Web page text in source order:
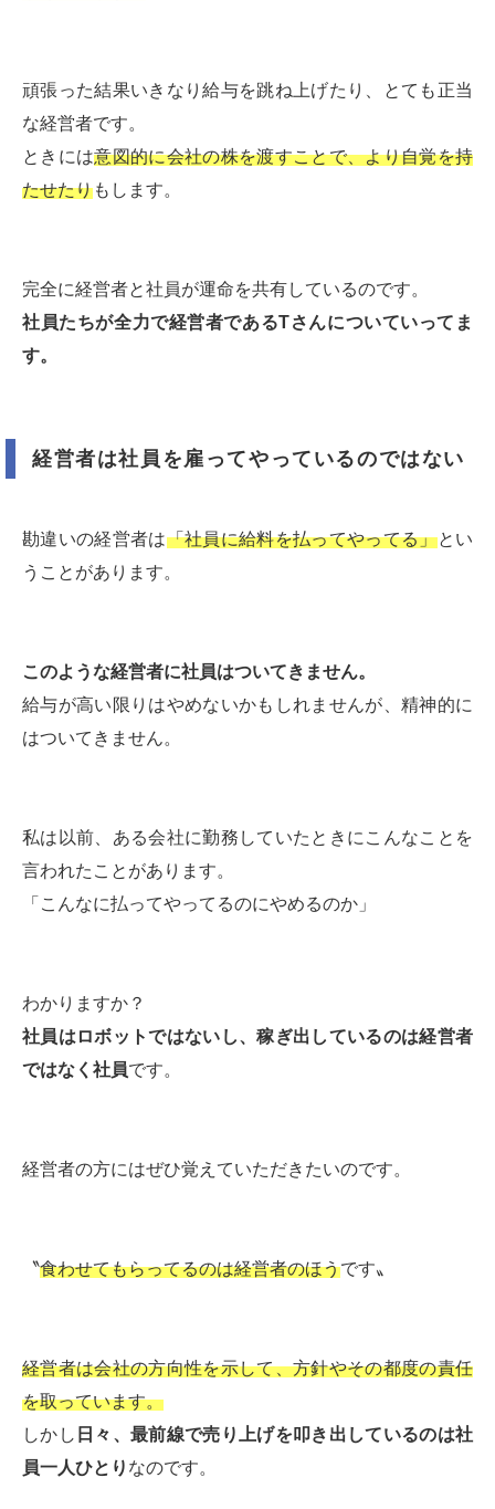
頑張った結果いきなり給与を跳ね上げたり、とても正当
な経営者です。
ときには意図的に会社の株を渡すことで、より自覚を持
たせたりもします。
完全に経営者と社員が運命を共有しているのです。
社員たちが全力で経営者であるTさんについていってま
す。
経営者は社員を雇ってやっているのではない
勘違いの経営者は「社員に給料を払ってやってる」とい
うことがあります。
このような経営者に社員はついてきません。
給与が高い限りはやめないかもしれませんが、精神的に
はついてきません。
私は以前、ある会社に勤務していたときにこんなことを
言われたことがあります。
「こんなに払ってやってるのにやめるのか」
わかりますか？
社員はロボットではないし、稼ぎ出しているのは経営者
ではなく社員です。
経営者の方にはぜひ覚えていただきたいのです。
〝食わせてもらってるのは経営者のほうです〟
経営者は会社の方向性を示して、方針やその都度の責任
を取っています。
しかし 日々、最前線で売り上げを叩き出しているのは社
員一人ひとり なのです。